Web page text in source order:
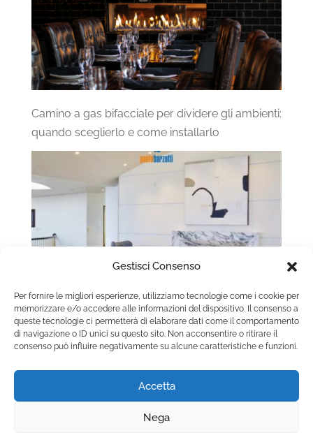
Gestisci Consenso
Per fornire le migliori esperienze, utilizziamo tecnologie come i cookie per
memorizzare e/o accedere alle informazioni del dispositivo. Il consenso a
queste tecnologie ci permetterà di elaborare dati come il comportamento
di navigazione o ID unici su questo sito. Non acconsentire o ritirare il
consenso può influire negativamente su alcune caratteristiche e funzioni.
Accetta
Nega
Camino a gas bifacciale per dividere gli ambienti:
quando sceglierlo e come installarlo
Camino a gas con vetro frontale apribile:
manutenzione e sicurezza nel tempo